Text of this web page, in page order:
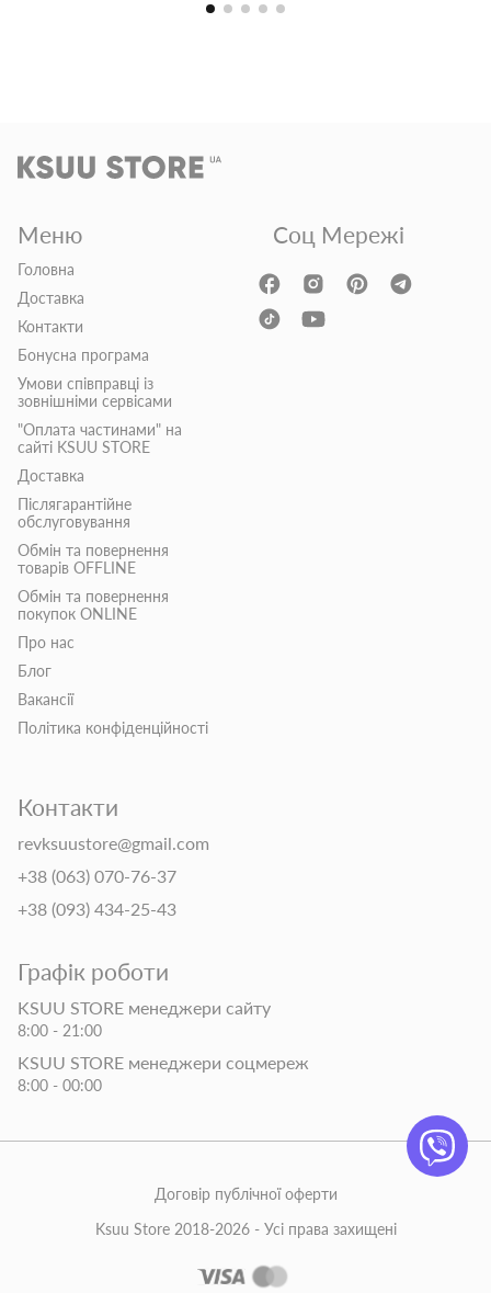
Меню
Головна
Доставка
Контакти
Бонусна програма
Умови співправці із
зовнішніми сервісами
"Оплата частинами" на
сайті KSUU STORE
Доставка
Післягарантійне
обслуговування
Обмін та повернення
товарів OFFLINE
Обмін та повернення
покупок ONLINE
Про нас
Блог
Вакансії
Політика конфіденційності
Контакти
revksuustore@gmail.com
+38 (063) 070-76-37
+38 (093) 434-25-43
Графік роботи
KSUU STORE менеджери сайту
8:00 - 21:00
KSUU STORE менеджери соцмереж
8:00 - 00:00
Соц Мережі
Ksuu Store 2018-2026 - Усі права захищені
Договір публічної оферти